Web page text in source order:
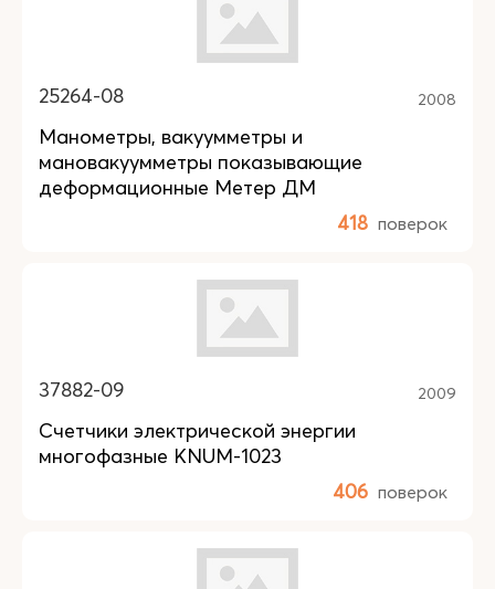
25264-08 2008
Манометры, вакуумметры и
мановакуумметры показывающие
деформационные Метер ДМ
418 поверок
37882-09 2009
Счетчики электрической энергии
многофазные KNUM-1023
406 поверок